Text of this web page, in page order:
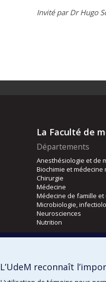
Invité par Dr Hugo
La Faculté de
Départements
Anesthésiologie et de
Biochimie et médecine
Chirurgie
Médecine
Médecine de famille et
Microbiologie,
Neurosciences
Nutrition
Orthophonie et
L’UdeM reconnaît